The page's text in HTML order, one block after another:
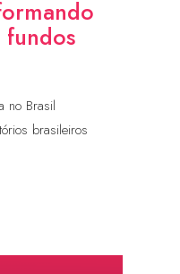
no Brasil
brasileiros